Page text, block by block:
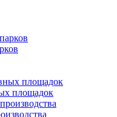
площадок